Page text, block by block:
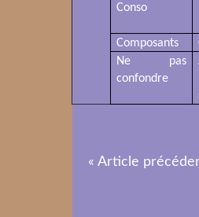
Conso
Composants
Ne pas
confondre
« Article